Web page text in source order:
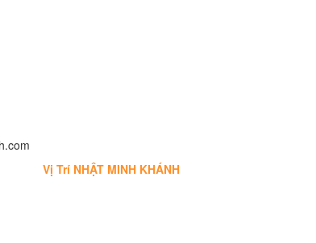
Vị Trí NHẬT MINH KHÁNH